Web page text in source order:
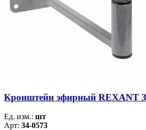
Кронштейн эфирный REXANT
Ед. изм.: шт
Арт: 34-0573